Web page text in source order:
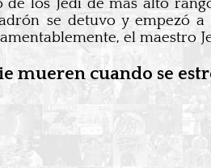
de los Jedi de más alto
se detuvo y empezó
el maestro
mueren cuando se